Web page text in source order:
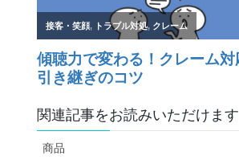
関連記事をお読みいただけます
商品